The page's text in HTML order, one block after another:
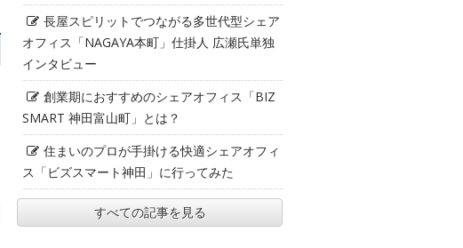
長屋スピリットでつながる多世代型シェア
オフィス「NAGAYA本町」仕掛人 広瀬氏単独
インタビュー
創業期におすすめのシェアオフィス「BIZ
SMART 神田富山町」とは？
住まいのプロが手掛ける快適シェアオフィ
ス「ビズスマート神田」に行ってみた
すべての記事を見る